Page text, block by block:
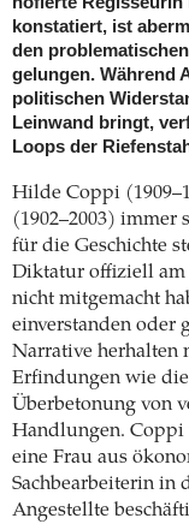
konstatiert, ist
den
gelungen. Während
politischen
Leinwand bringt,
Loops der
Hilde Coppi
(1902–2003) immer
für die Geschichte
Diktatur ­offiziell am
nicht mitgemacht
einverstanden oder
Narrative herhalten
Erfindungen wie
Überbetonung von
Handlungen. Coppi
eine Frau aus
Sachbearbeiterin in
Angestellte